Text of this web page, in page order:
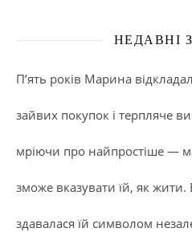
НЕДАВНІ
П’ять років Марина
зайвих покупок і терпляче
мріючи про найпростіше —
зможе вказувати їй, як жити.
здавалася їй символом